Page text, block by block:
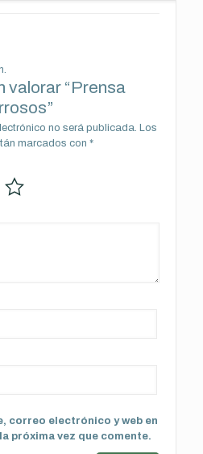
valorar “Prensa
no será publicada. Los
marcados con *
correo electrónico y web en
próxima vez que comente.